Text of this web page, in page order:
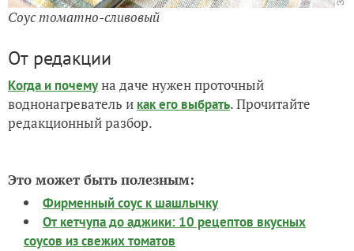
Соус томатно-сливовый
От редакции
Когда и почемуна даче нужен проточный
воднонагреватель и как его выбрать. Прочитайте
редакционный разбор.
Это может быть полезным:
Фирменный соус к шашлычку
От кетчупа до аджики: 10 рецептов вкусных
соусов из свежих томатов